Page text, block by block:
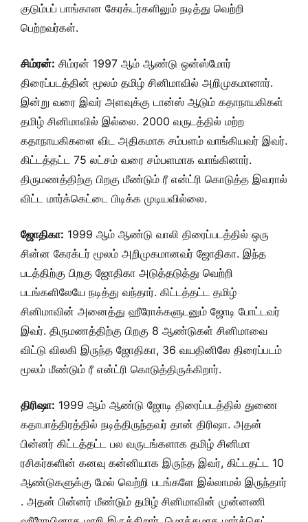
குடும்பப் பாங்கான கேரக்டர்களிலும் நடித்து வெற்றி
பெற்றவர்கள்.
சிம்ரன்: சிம்ரன் 1997 ஆம் ஆண்டு ஒன்ஸ்மோர்
திரைப்படத்தின் மூலம் தமிழ் சினிமாவில் அறிமுகமானார்.
இன்று வரை இவர் அளவுக்கு டான்ஸ் ஆடும் கதாநாயகிகள்
தமிழ் சினிமாவில் இல்லை. 2000 வருடத்தில் மற்ற
கதாநாயகிகளை விட அதிகமாக சம்பளம் வாங்கியவர் இவர்.
கிட்டத்தட்ட 75 லட்சம் வரை சம்பளமாக வாங்கினார்.
திருமணத்திற்கு பிறகு மீண்டும் ரீ என்ட்ரி கொடுத்த இவரால்
விட்ட மார்க்கெட்டை பிடிக்க முடியவில்லை.
ஜோதிகா: 1999 ஆம் ஆண்டு வாலி திரைப்படத்தில் ஒரு
சின்ன கேரக்டர் மூலம் அறிமுகமானவர் ஜோதிகா. இந்த
படத்திற்கு பிறகு ஜோதிகா அடுத்தடுத்து வெற்றி
படங்களிலேயே நடித்து வந்தார். கிட்டத்தட்ட தமிழ்
சினிமாவின் அனைத்து ஹீரோக்களுடனும் ஜோடி போட்டவர்
இவர். திருமணத்திற்கு பிறகு 8 ஆண்டுகள் சினிமாவை
விட்டு விலகி இருந்த ஜோதிகா, 36 வயதினிலே திரைப்படம்
மூலம் மீண்டும் ரீ என்ட்ரி கொடுத்திருக்கிறார்.
திரிஷா: 1999 ஆம் ஆண்டு ஜோடி திரைப்படத்தில் துணை
கதாபாத்திரத்தில் நடித்திருந்தவர் தான் திரிஷா. அதன்
பின்னர் கிட்டத்தட்ட பல வருடங்களாக தமிழ் சினிமா
ரசிகர்களின் கனவு கன்னியாக இருந்த இவர், கிட்டதட்ட 10
ஆண்டுகளுக்கு மேல் வெற்றி படங்களே இல்லாமல் இருந்தார்
. அதன் பின்னர் மீண்டும் தமிழ் சினிமாவின் முன்னணி